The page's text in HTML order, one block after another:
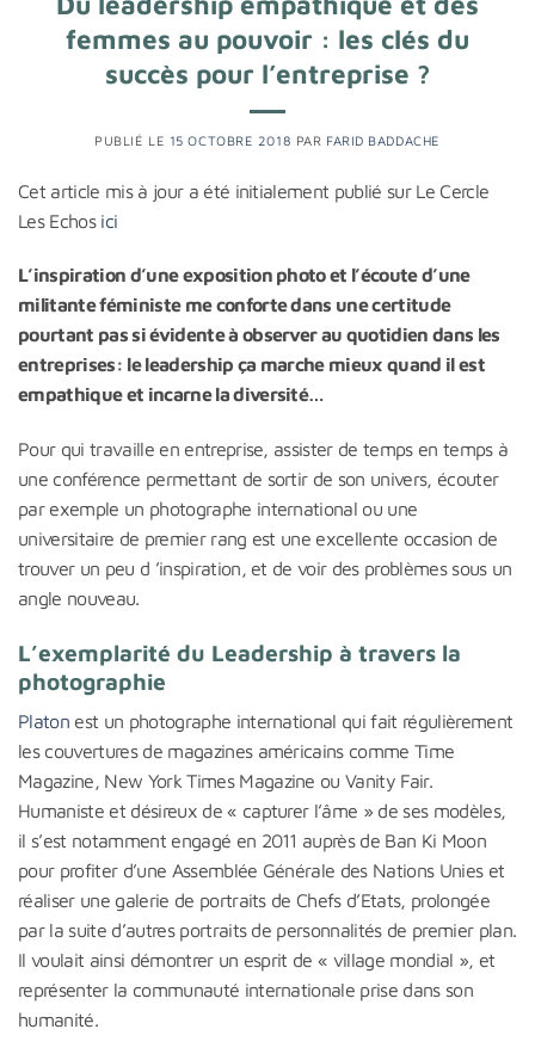
femmes au pouvoir : les clés du
succès pour l’entreprise ?
PUBLIÉ LE 15 OCTOBRE 2018 PAR FARID BADDACHE
Cet article mis à jour a été initialement publié sur Le Cercle
Les Echos ici
L’inspiration d’une exposition photo et l’écoute d’une
militante féministe me conforte dans une certitude
pourtant pas si évidente à observer au quotidien dans les
entreprises: le leadership ça marche mieux quand il est
empathique et incarne la diversité…
Pour qui travaille en entreprise, assister de temps en temps à
une conférence permettant de sortir de son univers, écouter
par exemple un photographe international ou une
universitaire de premier rang est une excellente occasion de
trouver un peu d ’inspiration, et de voir des problèmes sous un
angle nouveau.
L’exemplarité du Leadership à travers la
photographie
Platonest un photographe international qui fait régulièrement
les couvertures de magazines américains comme Time
Magazine, New York Times Magazine ou Vanity Fair.
Humaniste et désireux de « capturer l’âme » de ses modèles,
il s’est notamment engagé en 2011 auprès de Ban Ki Moon
pour profiter d’une Assemblée Générale des Nations Unies et
réaliser une galerie de portraits de Chefs d’Etats, prolongée
par la suite d’autres portraits de personnalités de premier plan.
Il voulait ainsi démontrer un esprit de « village mondial », et
représenter la communauté internationale prise dans son
humanité.